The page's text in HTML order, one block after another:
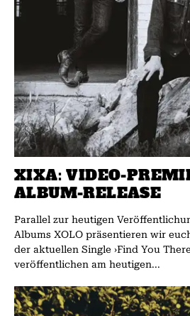
XIXA: VIDEO-
ALBUM-RELEASE
Parallel zur heutigen
Albums XOLO präsentieren wir
der aktuellen Single ›Find You
veröffentlichen am heutigen...